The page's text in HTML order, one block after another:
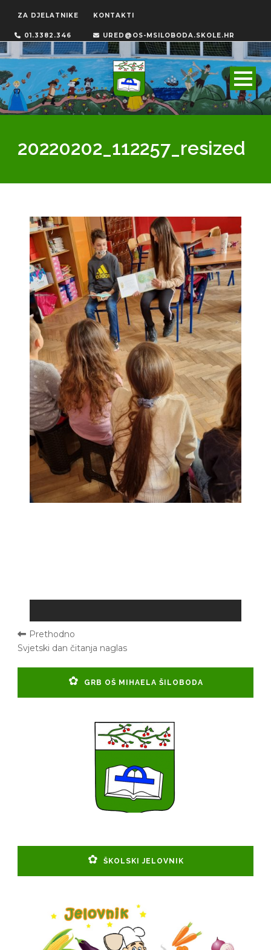
ZA DJELATNIKE KONTAKTI
01.3382.346 URED@OS-MSILOBODA.SKOLE.HR
20220202_112257_resized
Prethodno
Svjetski dan čitanja naglas
GRB OŠ MIHAELA ŠILOBODA
ŠKOLSKI JELOVNIK